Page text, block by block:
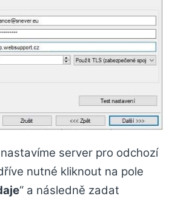
server pro odchozí
nutné kliknout na pole
“ a následně zadat